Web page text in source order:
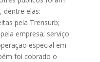
dentre elas:
pela Trensurb;
empresa; serviço
especial em
foi cobrado o